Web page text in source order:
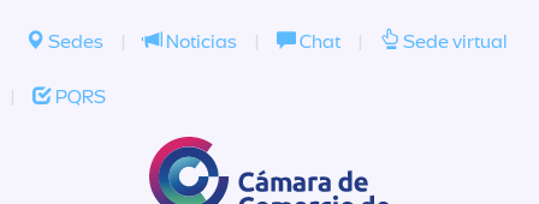
Sedes | Noticias | Chat | Sede virtual
| PQRS